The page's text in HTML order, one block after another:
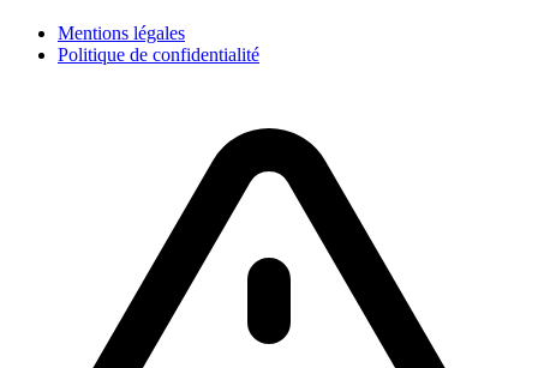
Mentions légales
Politique de confidentialité